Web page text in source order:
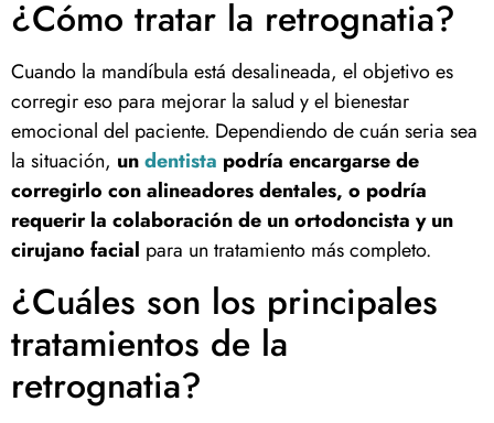
¿Cómo tratar la retrognatia?
Cuando la mandíbula está desalineada, el objetivo es
corregir eso para mejorar la salud y el bienestar
emocional del paciente. Dependiendo de cuán seria sea
la situación, undentista podría encargarse de
corregirlo con alineadores dentales, o podría
requerir la colaboración de un ortodoncista y un
cirujano facial para un tratamiento más completo.
¿Cuáles son los principales
tratamientos de la
retrognatia?